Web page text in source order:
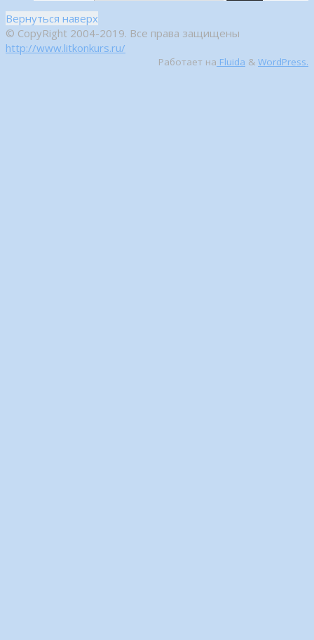
Вернуться наверх
© CopyRight 2004-2019. Все права защищены
http://www.litkonkurs.ru/
Работает на Fluida & WordPress.